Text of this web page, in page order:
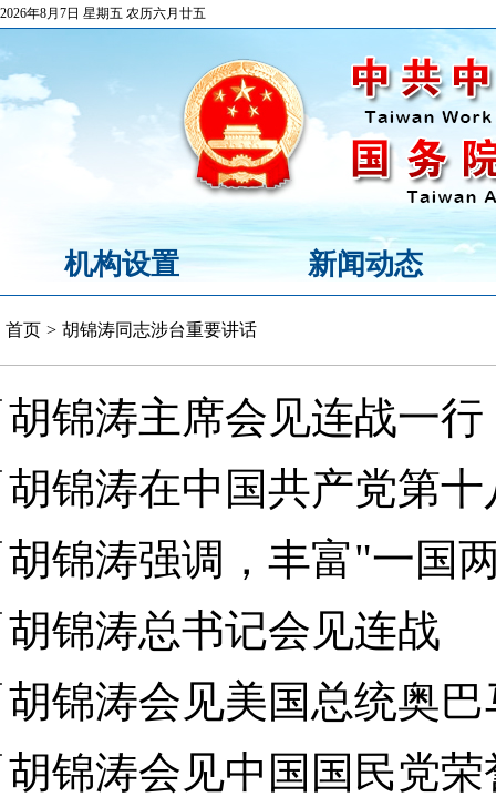
2026年8月7日 星期五 农历六月廿五
机构设置 新闻动态
首页 > 胡锦涛同志涉台重要讲话
胡锦涛主席会见连战一行
胡锦涛在中国共产党第
胡锦涛强调，丰富"一国
胡锦涛总书记会见连战
胡锦涛会见美国总统奥巴
胡锦涛会见中国国民党